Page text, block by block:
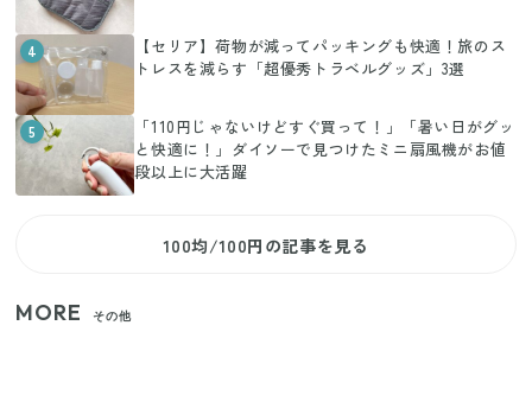
4
【セリア】荷物が減ってパッキングも快適！旅のス
トレスを減らす「超優秀トラベルグッズ」3選
5
「110円じゃないけどすぐ買って！」「暑い日がグッ
と快適に！」ダイソーで見つけたミニ扇風機がお値
段以上に大活躍
100均/100円の記事を見る
MORE その他